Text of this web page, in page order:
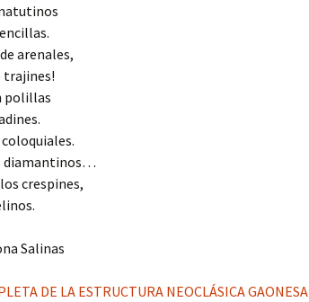
arenales,
trajines!
polillas
diamantinos…
crespines,
Salinas
DE LA ESTRUCTURA NEOCLÁSICA GAONESA